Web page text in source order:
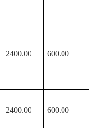
2400.00 600.00
2400.00 600.00